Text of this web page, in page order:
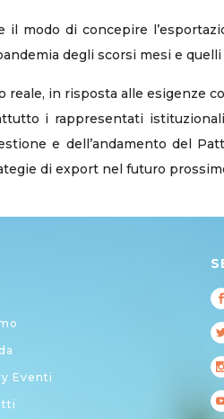
modo di concepire
degli scorsi mesi e
in risposta alle esigenze
i rappresentati
e dell’andamento del
di export nel futuro
Eventi